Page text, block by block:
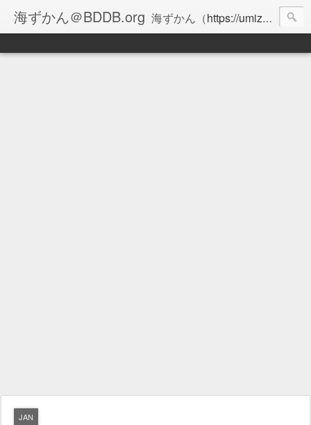
海ずかん＠BDDB.org 海ずかん（https://umizukan.com
JAN